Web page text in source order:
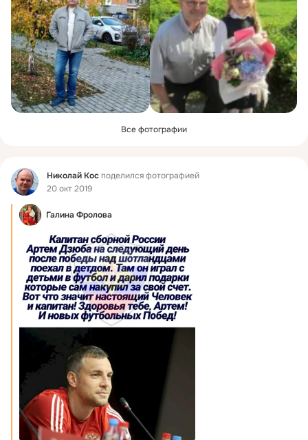
Все фотографии
Фид Николай Коcподелился фотографией
20 окт 2019
Галина Фролова